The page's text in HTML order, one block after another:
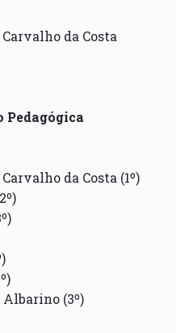
da Costa
Pedagógica
da Costa (1º)
(3º)